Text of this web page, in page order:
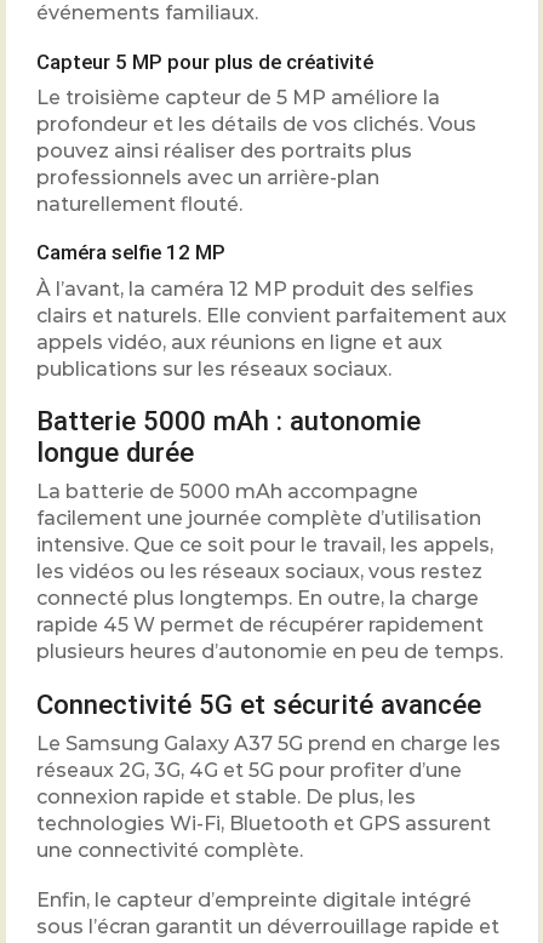
événements familiaux.
Capteur 5 MP pour plus de créativité
Le troisième capteur de 5 MP améliore la
profondeur et les détails de vos clichés. Vous
pouvez ainsi réaliser des portraits plus
professionnels avec un arrière-plan
naturellement flouté.
Caméra selfie 12 MP
À l’avant, la caméra 12 MP produit des selfies
clairs et naturels. Elle convient parfaitement aux
appels vidéo, aux réunions en ligne et aux
publications sur les réseaux sociaux.
Batterie 5000 mAh : autonomie
longue durée
La batterie de 5000 mAh accompagne
facilement une journée complète d’utilisation
intensive. Que ce soit pour le travail, les appels,
les vidéos ou les réseaux sociaux, vous restez
connecté plus longtemps. En outre, la charge
rapide 45 W permet de récupérer rapidement
plusieurs heures d’autonomie en peu de temps.
Connectivité 5G et sécurité avancée
Le Samsung Galaxy A37 5G prend en charge les
réseaux 2G, 3G, 4G et 5G pour profiter d’une
connexion rapide et stable. De plus, les
technologies Wi-Fi, Bluetooth et GPS assurent
une connectivité complète.
Enfin, le capteur d’empreinte digitale intégré
sous l’écran garantit un déverrouillage rapide et